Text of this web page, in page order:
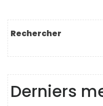
Rechercher
Derniers